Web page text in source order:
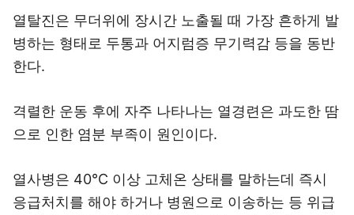
열탈진은 무더위에 장시간 노출될 때 가장 흔하게 발
병하는 형태로 두통과 어지럼증 무기력감 등을 동반
한다.
격렬한 운동 후에 자주 나타나는 열경련은 과도한 땀
으로 인한 염분 부족이 원인이다.
열사병은 40℃ 이상 고체온 상태를 말하는데 즉시
응급처치를 해야 하거나 병원으로 이송하는 등 위급